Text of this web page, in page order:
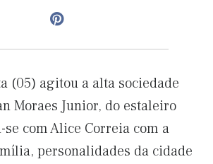
(05) agitou a alta sociedade
Moraes Junior, do estaleiro
se com Alice Correia com a
personalidades da cidade